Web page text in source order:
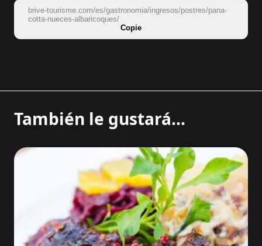
brive-tourisme.com/es/gastronomia/ingresos/postres/pana-
cotta-nueces-albaricoques/
Copie
También le gustará...